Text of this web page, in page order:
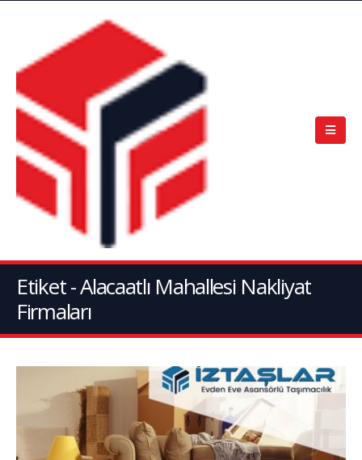
Etiket - Alacaatlı Mahallesi Nakliyat
Firmaları